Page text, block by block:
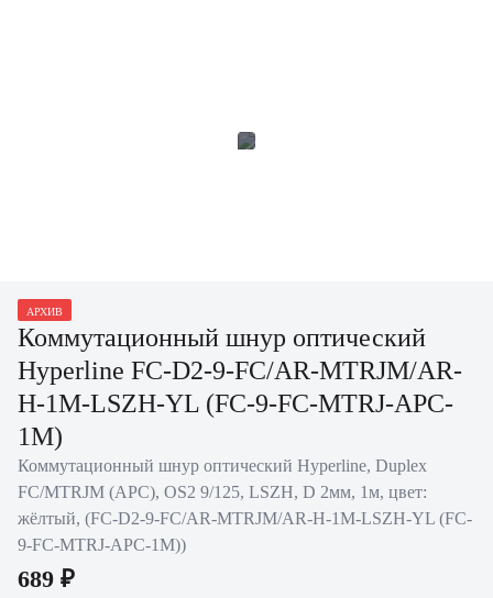
АРХИВ
Коммутационный шнур оптический
Hyperline FC-D2-9-FC/AR-MTRJM/AR-
H-1M-LSZH-YL (FC-9-FC-MTRJ-APC-
1M)
Коммутационный шнур оптический Hyperline, Duplex
FC/MTRJM (APC), OS2 9/125, LSZH, D 2мм, 1м, цвет:
жёлтый, (FC-D2-9-FC/AR-MTRJM/AR-H-1M-LSZH-YL (FC-
9-FC-MTRJ-APC-1M))
689 ₽